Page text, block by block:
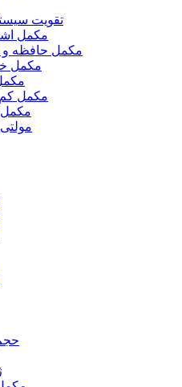
تقویت
مکمل
مکمل حافظه و
مکمل
مکمل